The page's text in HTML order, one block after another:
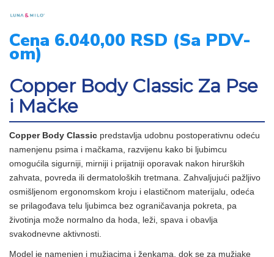
Cena 6.040,00 RSD (Sa PDV-
om)
Copper Body Classic Za Pse
i Mačke
Copper Body Classic predstavlja udobnu postoperativnu odeću
namenjenu psima i mačkama, razvijenu kako bi ljubimcu
omogućila sigurniji, mirniji i prijatniji oporavak nakon hirurških
zahvata, povreda ili dermatoloških tretmana. Zahvaljujući pažljivo
osmišljenom ergonomskom kroju i elastičnom materijalu, odeća
se prilagođava telu ljubimca bez ograničavanja pokreta, pa
životinja može normalno da hoda, leži, spava i obavlja
svakodnevne aktivnosti.
Model je namenjen i mužjacima i ženkama, dok se za mužjake